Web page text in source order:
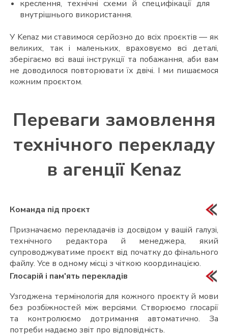
креслення, технічні схеми й специфікації для
внутрішнього використання.
У Kenaz ми ставимося серйозно до всіх проєктів — як
великих, так і маленьких, враховуємо всі деталі,
зберігаємо всі ваші інструкції та побажання, аби вам
не доводилося повторювати їх двічі. І ми пишаємося
кожним проєктом.
Переваги замовлення
технічного перекладу
в агенції Kenaz
Команда під проєкт
Призначаємо перекладачів із досвідом у вашій галузі,
технічного редактора й менеджера, який
супроводжуватиме проєкт від початку до фінального
файлу. Усе в одному місці з чіткою координацією.
Глосарій і пам'ять перекладів
Узгоджена термінологія для кожного проєкту й мови
без розбіжностей між версіями. Створюємо глосарії
та контролюємо дотримання автоматично. За
потреби надаємо звіт про відповідність.